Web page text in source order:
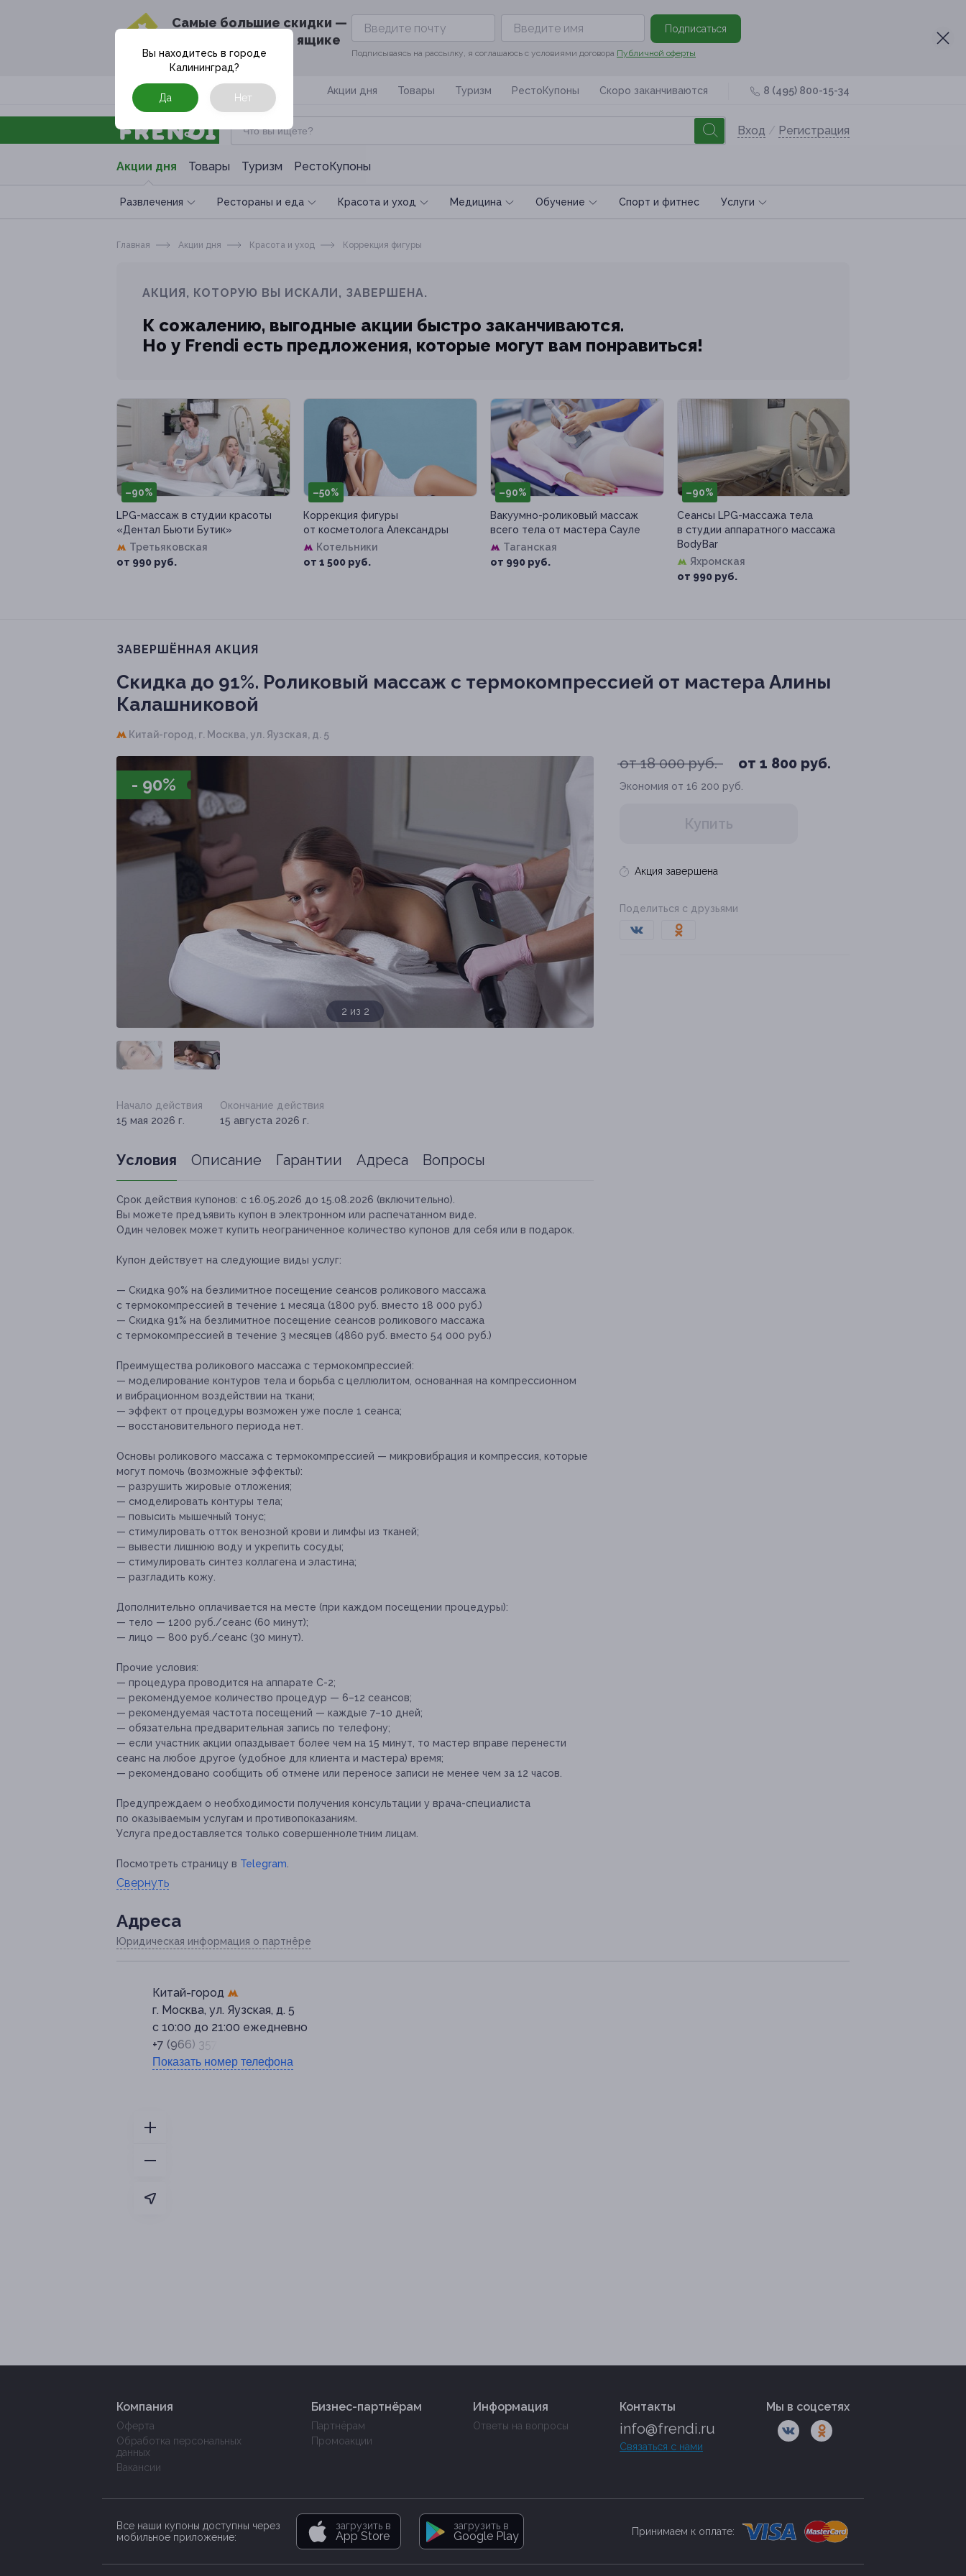
Cамые большие скидки —
в твоём почтовом ящике
Подписаться
Подписываясь на рассылку, я соглашаюсь с условиями договора Публичной оферты
Москва Акции дня Товары Туризм РестоКупоны Скоро заканчиваются 8 (495) 800-15-34
Вход / Регистрация
Акции дня Товары Туризм РестоКупоны
Развлечения Рестораны и еда Красота и уход Медицина Обучение Спoрт и фитнес Услуги
Вы находитесь в городе
Калининград?
Да Нет
Главная Акции дня Красота и уход Коррекция фигуры
АКЦИЯ, КОТОРУЮ ВЫ ИСКАЛИ, ЗАВЕРШЕНА.
К сожалению, выгодные акции быстро заканчиваются.
Но у Frendi есть предложения, которые могут вам понравиться!
–90%
LPG-массаж в студии красоты
«Дентал Бьюти Бутик»
Третьяковская
от 990 руб.
–50%
Коррекция фигуры
от косметолога Александры
Котельники
от 1 500 руб.
–90%
Вакуумно-роликовый массаж
всего тела от мастера Сауле
Таганская
от 990 руб.
–90%
Сеансы LPG-массажа тела
в студии аппаратного массажа
BodyBar
Яхромская
от 990 руб.
ЗАВЕРШЁННАЯ АКЦИЯ
Скидка до 91%. Роликовый массаж с термокомпрессией от мастера Алины
Калашниковой
Китай-город, г. Москва, ул. Яузская, д. 5
- 90%
1 из 2
от 18 000 руб. от 1 800 руб.
Экономия от 16 200 руб.
Купить
Акция завершена
Поделиться с друзьями
Начало действия
15 мая 2026 г.
Окончание действия
15 августа 2026 г.
Условия Описание Гарантии Адреса Вопросы
Срок действия купонов: с 16.05.2026 до 15.08.2026 (включительно).
Вы можете предъявить купон в электронном или распечатанном виде.
Один человек может купить неограниченное количество купонов для себя или в подарок.
Купон действует на следующие виды услуг:
— Скидка 90% на безлимитное посещение сеансов роликового массажа
с термокомпрессией в течение 1 месяца (1800 руб. вместо 18 000 руб.)
— Скидка 91% на безлимитное посещение сеансов роликового массажа
с термокомпрессией в течение 3 месяцев (4860 руб. вместо 54 000 руб.)
Преимущества роликового массажа с термокомпрессией:
— моделирование контуров тела и борьба с целлюлитом, основанная на компрессионном
и вибрационном воздействии на ткани;
— эффект от процедуры возможен уже после 1 сеанса;
— восстановительного периода нет.
Основы роликового массажа с термокомпрессией — микровибрация и компрессия, которые
могут помочь (возможные эффекты):
— разрушить жировые отложения;
— смоделировать контуры тела;
— повысить мышечный тонус;
— стимулировать отток венозной крови и лимфы из тканей;
— вывести лишнюю воду и укрепить сосуды;
— стимулировать синтез коллагена и эластина;
— разгладить кожу.
Дополнительно оплачивается на месте (при каждом посещении процедуры):
— тело — 1200 руб./сеанс (60 минут);
— лицо — 800 руб./сеанс (30 минут).
Прочие условия:
— процедура проводится на аппарате С-2;
— рекомендуемое количество процедур — 6–12 сеансов;
— рекомендуемая частота посещений — каждые 7–10 дней;
— обязательна предварительная запись по телефону;
— если участник акции опаздывает более чем на 15 минут, то мастер вправе перенести
сеанс на любое другое (удобное для клиента и мастера) время;
— рекомендовано сообщить об отмене или переносе записи не менее чем за 12 часов.
Предупреждаем о необходимости получения консультации у врача-специалиста
по оказываемым услугам и противопоказаниям.
Услуга предоставляется только совершеннолетним лицам.
Посмотреть страницу в Telegram
Свернуть
Адресa
Юридическая информация о партнёре
Китай-город
г. Москва, ул. Яузская, д. 5
с 10:00 до 21:00 ежедневно
+7 (966) 357-41-61
Показать номер телефона
Компания
Оферта
Обработка персональных
данных
Вакансии
Бизнес-партнёрам
Партнёрам
Промоакции
Информация
Ответы на вопросы
Контакты
info@frendi.ru
Связаться с нами
Мы в соцсетях
Все наши купоны доступны через
мобильное приложение:
загрузить в
App Store
загрузить в
Google Play Принимаем к оплате: